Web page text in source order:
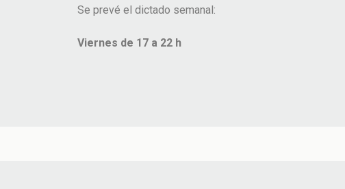
Se prevé el dictado semanal:
Viernes de 17 a 22 h